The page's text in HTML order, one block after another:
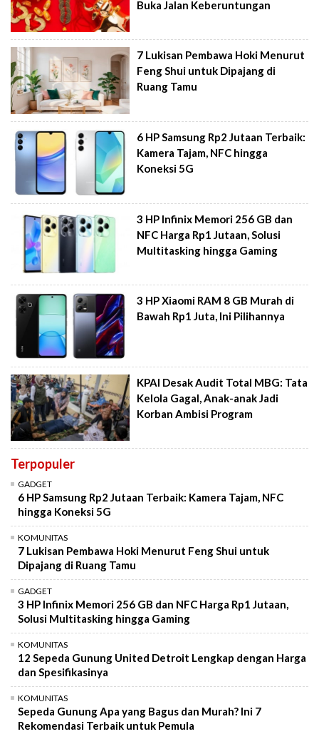
Buka Jalan Keberuntungan
7 Lukisan Pembawa Hoki Menurut
Feng Shui untuk Dipajang di
Ruang Tamu
6 HP Samsung Rp2 Jutaan Terbaik:
Kamera Tajam, NFC hingga
Koneksi 5G
3 HP Infinix Memori 256 GB dan
NFC Harga Rp1 Jutaan, Solusi
Multitasking hingga Gaming
3 HP Xiaomi RAM 8 GB Murah di
Bawah Rp1 Juta, Ini Pilihannya
KPAI Desak Audit Total MBG: Tata
Kelola Gagal, Anak-anak Jadi
Korban Ambisi Program
Terpopuler
GADGET
6 HP Samsung Rp2 Jutaan Terbaik: Kamera Tajam, NFC
hingga Koneksi 5G
KOMUNITAS
7 Lukisan Pembawa Hoki Menurut Feng Shui untuk
Dipajang di Ruang Tamu
GADGET
3 HP Infinix Memori 256 GB dan NFC Harga Rp1 Jutaan,
Solusi Multitasking hingga Gaming
KOMUNITAS
12 Sepeda Gunung United Detroit Lengkap dengan Harga
dan Spesifikasinya
KOMUNITAS
Sepeda Gunung Apa yang Bagus dan Murah? Ini 7
Rekomendasi Terbaik untuk Pemula